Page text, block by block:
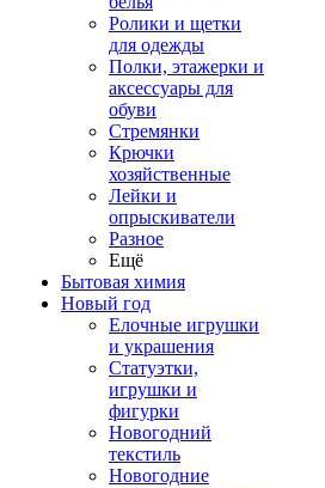
Ролики и щетки
для одежды
Полки, этажерки и
аксессуары для
обуви
Стремянки
Крючки
хозяйственные
Лейки и
опрыскиватели
Разное
Ещё
Бытовая химия
Новый год
Елочные игрушки
и украшения
Статуэтки,
игрушки и
фигурки
Новогодний
текстиль
Новогодние